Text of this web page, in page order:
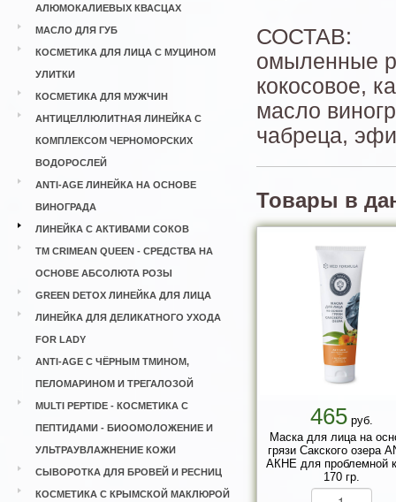
АЛЮМОКАЛИЕВЫХ КВАСЦАХ
МАСЛО ДЛЯ ГУБ
КОСМЕТИКА ДЛЯ ЛИЦА С МУЦИНОМ
УЛИТКИ
КОСМЕТИКА ДЛЯ МУЖЧИН
АНТИЦЕЛЛЮЛИТНАЯ ЛИНЕЙКА С
КОМПЛЕКСОМ ЧЕРНОМОРСКИХ
ВОДОРОСЛЕЙ
ANTI-AGE ЛИНЕЙКА НА ОСНОВЕ
ВИНОГРАДА
ЛИНЕЙКА С АКТИВАМИ СОКОВ
ТМ CRIMEAN QUEEN - СРЕДСТВА НА
ОСНОВЕ АБСОЛЮТА РОЗЫ
GREEN DETOX ЛИНЕЙКА ДЛЯ ЛИЦА
ЛИНЕЙКА ДЛЯ ДЕЛИКАТНОГО УХОДА
FOR LADY
ANTI-AGE С ЧЁРНЫМ ТМИНОМ,
ПЕЛОМАРИНОМ И ТРЕГАЛОЗОЙ
MULTI PEPTIDE - КОСМЕТИКА С
ПЕПТИДАМИ - БИООМОЛОЖЕНИЕ И
УЛЬТРАУВЛАЖНЕНИЕ КОЖИ
СЫВОРОТКА ДЛЯ БРОВЕЙ И РЕСНИЦ
КОСМЕТИКА С КРЫМСКОЙ МАКЛЮРОЙ
СОСТАВ:
омыленные
кокосовое,
масло
чабреца,
Товары в
465руб.
Маска для лица на
грязи Сакского озера
АКНЕ для проблемной
170 гр.